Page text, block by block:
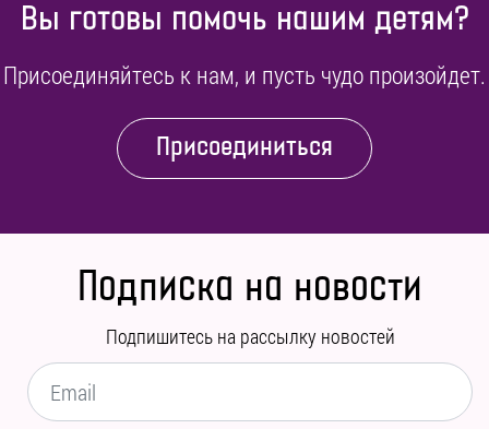
Вы готовы помочь нашим детям?
Присоединяйтесь к нам, и пусть чудо произойдет.
Присоединиться
Подписка на новости
Подпишитесь на рассылку новостей